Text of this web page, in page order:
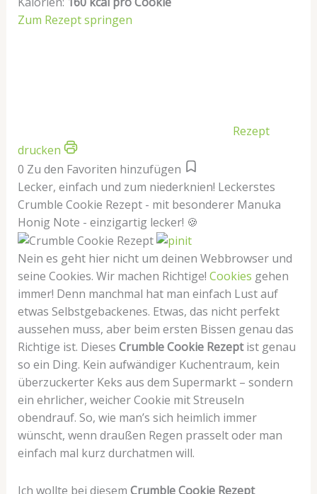
Zum Rezept springen
Rezept
drucken
0 Zu den Favoriten hinzufügen
Lecker, einfach und zum niederknien! Leckerstes
Crumble Cookie Rezept - mit besonderer Manuka
Honig Note - einzigartig lecker! 🍪
Nein es geht hier nicht um deinen Webbrowser und
seine Cookies. Wir machen Richtige! Cookies gehen
immer! Denn manchmal hat man einfach Lust auf
etwas Selbstgebackenes. Etwas, das nicht perfekt
aussehen muss, aber beim ersten Bissen genau das
Richtige ist. Dieses Crumble Cookie Rezeptist genau
so ein Ding. Kein aufwändiger Kuchentraum, kein
überzuckerter Keks aus dem Supermarkt – sondern
ein ehrlicher, weicher Cookie mit Streuseln
obendrauf. So, wie man’s sich heimlich immer
wünscht, wenn draußen Regen prasselt oder man
einfach mal kurz durchatmen will.
Ich wollte bei diesem Crumble Cookie Rezept